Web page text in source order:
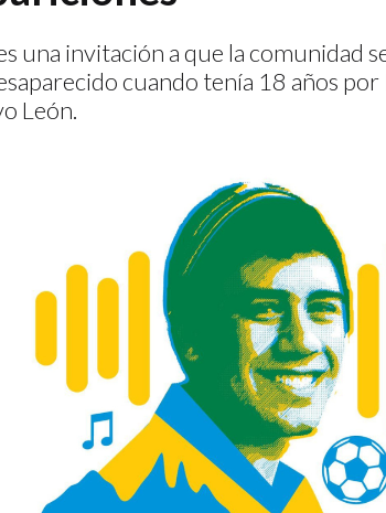
una invitación a que la comunidad
cuando tenía 18 años
León.